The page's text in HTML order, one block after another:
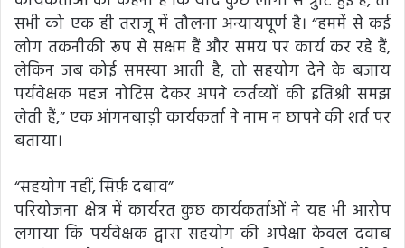
सभी को एक ही तराजू में तौलना अन्यायपूर्ण है। “हममें से कई
लोग तकनीकी रूप से सक्षम हैं और समय पर कार्य कर रहे हैं,
लेकिन जब कोई समस्या आती है, तो सहयोग देने के बजाय
पर्यवेक्षक महज नोटिस देकर अपने कर्तव्यों की इतिश्री समझ
लेती हैं,” एक आंगनबाड़ी कार्यकर्ता ने नाम न छापने की शर्त पर
बताया।
“सहयोग नहीं, सिर्फ़ दबाव”
परियोजना क्षेत्र में कार्यरत कुछ कार्यकर्ताओं ने यह भी आरोप
लगाया कि पर्यवेक्षक द्वारा सहयोग की अपेक्षा केवल दवाब